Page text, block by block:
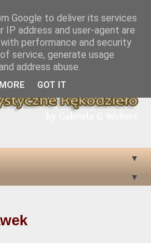
▼
▼
Google to deliver its services
IP address and user-agent are
performance and security
service, generate usage
address abuse.
GOT IT